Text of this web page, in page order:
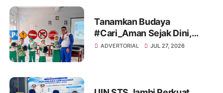
Tanamkan Budaya
#Cari_Aman Sejak Dini,
Sinsen Bagikan Helm di Hari
ADVERTORIAL JUL 27, 2026